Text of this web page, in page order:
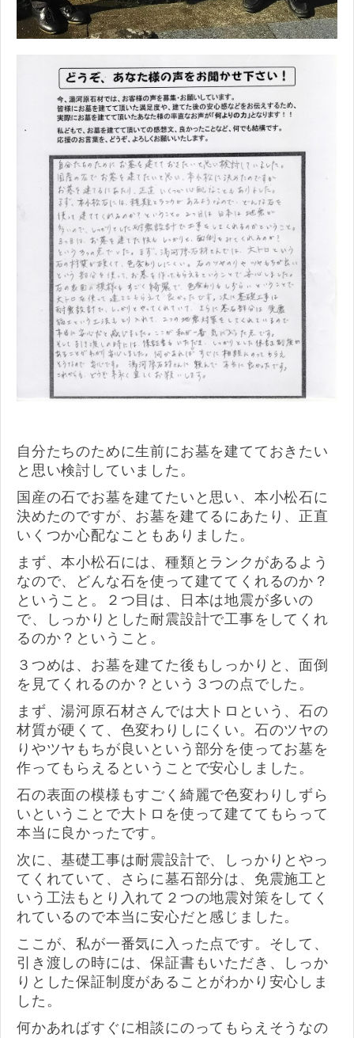
自分たちのために生前にお墓を建てておきたい
と思い検討していました。
国産の石でお墓を建てたいと思い、本小松石に
決めたのですが、お墓を建てるにあたり、正直
いくつか心配なこともありました。
まず、本小松石には、種類とランクがあるよう
なので、どんな石を使って建ててくれるのか？
ということ。２つ目は、日本は地震が多いの
で、しっかりとした耐震設計で工事をしてくれ
るのか？ということ。
３つめは、お墓を建てた後もしっかりと、面倒
を見てくれるのか？という３つの点でした。
まず、湯河原石材さんでは大トロという、石の
材質が硬くて、色変わりしにくい。石のツヤの
りやツヤもちが良いという部分を使ってお墓を
作ってもらえるということで安心しました。
石の表面の模様もすごく綺麗で色変わりしずら
いということで大トロを使って建ててもらって
本当に良かったです。
次に、基礎工事は耐震設計で、しっかりとやっ
てくれていて、さらに墓石部分は、免震施工と
いう工法もとり入れて２つの地震対策をしてく
れているので本当に安心だと感じました。
ここが、私が一番気に入った点です。そして、
引き渡しの時には、保証書もいただき、しっか
りとした保証制度があることがわかり安心しま
した。
何かあればすぐに相談にのってもらえそうなの